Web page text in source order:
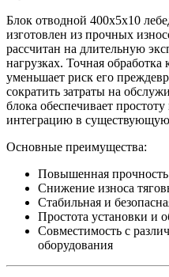
Блок отводной 400х5х10
изготовлен из прочных
рассчитан на длительную
нагрузках. Точная
уменьшает риск его
сократить затраты на
блока обеспечивает
интеграцию в существующую
Основные преимущества:
Повышенная прочность
Снижение износа
Стабильная и
Простота установки и
Совместимость с
оборудования